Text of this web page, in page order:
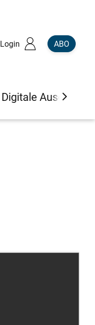
Login ABO
Digitale Ausgaben